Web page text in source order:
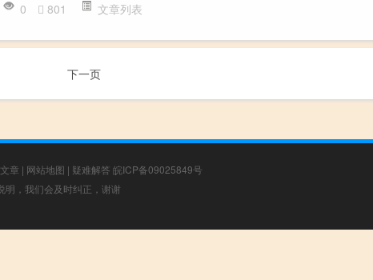
0 801 文章列表
下一页
章 | 网站地图 | 疑难解答 皖ICP备09025849号
明，我们会及时纠正，谢谢